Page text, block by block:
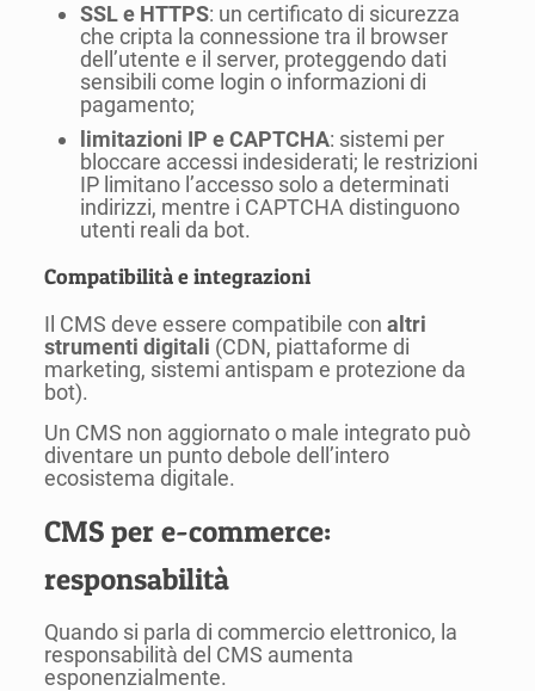
SSL e HTTPS: un certificato di sicurezza
che cripta la connessione tra il browser
dell’utente e il server, proteggendo dati
sensibili come login o informazioni di
pagamento;
limitazioni IP e CAPTCHA: sistemi per
bloccare accessi indesiderati; le restrizioni
IP limitano l’accesso solo a determinati
indirizzi, mentre i CAPTCHA distinguono
utenti reali da bot.
Compatibilità e integrazioni
Il CMS deve essere compatibile con altri
strumenti digitali (CDN, piattaforme di
marketing, sistemi antispam e protezione da
bot).
Un CMS non aggiornato o male integrato può
diventare un punto debole dell’intero
ecosistema digitale.
CMS per e-commerce:
responsabilità
Quando si parla di commercio elettronico, la
responsabilità del CMS aumenta
esponenzialmente.